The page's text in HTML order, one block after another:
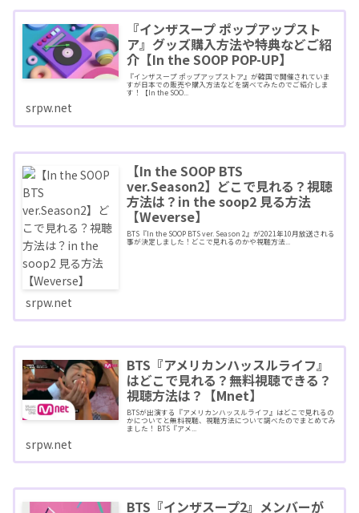
『インザスープ ポップアップスト
ア』グッズ購入方法や特典などご紹
介【In the SOOP POP-UP】
『インザスープ ポップアップストア』が韓国で開催されていま
すが日本での販売や購入方法などを調べてみたのでご紹介しま
す！【In the SOO...
srpw.net
【In the SOOP BTS
ver.Season2】どこで見れる？視聴
方法は？in the soop2 見る方法
【Weverse】
BTS『In the SOOP BTS ver. Season 2』が2021年10月放送される
事が決定しました！どこで見れるのかや視聴方法...
srpw.net
BTS『アメリカンハッスルライフ』
はどこで見れる？無料視聴できる？
視聴方法は？【Mnet】
BTSが出演する『アメリカンハッスルライフ』はどこで見れるの
かについてと無料視聴、視聴方法について調べたのでまとめてみ
ました！ BTS『アメ...
srpw.net
BTS『インザスープ2』メンバーが